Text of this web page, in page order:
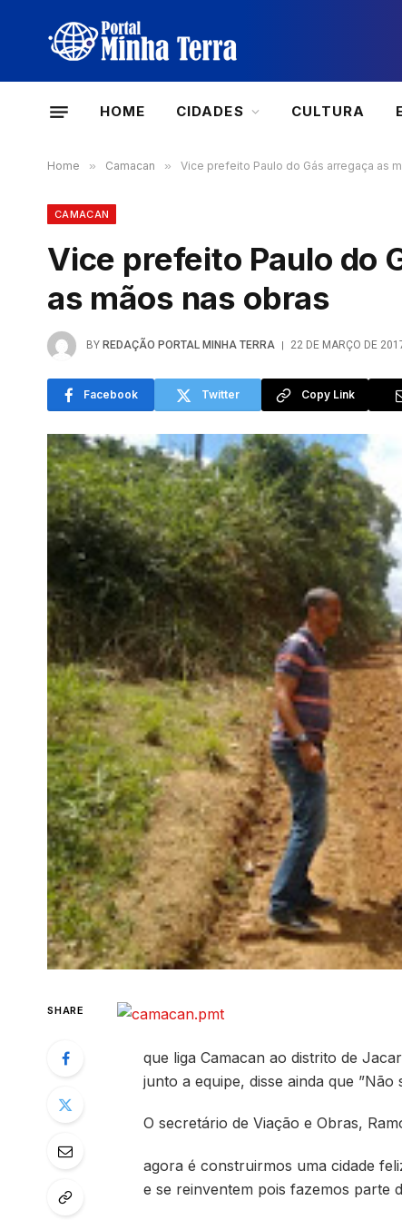
HOME CIDADES CULTURA
Home » Camacan » Vice prefeito Paulo do Gás arregaça as
CAMACAN
Vice prefeito Paulo do
as mãos nas obras
BY REDAÇÃO PORTAL MINHA TERRA 22 DE MARÇO DE
Facebook Twitter Copy Link
SHARE
que liga Camacan ao distrito de
junto a equipe, disse ainda que
O secretário de Viação e Obras,
agora é construirmos uma cidade
e se reinventem pois fazemos parte